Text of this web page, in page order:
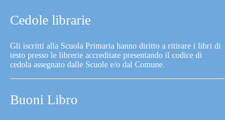
Cedole librarie
Gli iscritti alla Scuola Primaria hanno diritto a ritirare i libri di
testo presso le librerie accreditate presentando il codice di
cedola assegnato dalle Scuole e/o dal Comune.
Buoni Libro